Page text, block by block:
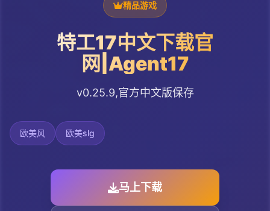
精品游戏
特工17中文下载官
网|Agent17
v0.25.9,官方中文版保存
欧美风 欧美slg
马上下载